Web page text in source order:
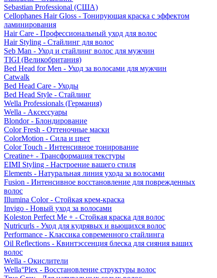
Sebastian Professional (США)
Cellophanes Hair Gloss - Тонирующая краска с эффектом
ламинирования
Hair Care - Профессиональный уход для волос
Hair Styling - Стайлинг для волос
Seb Man - Уход и стайлинг волос для мужчин
TIGI (Великобритания)
Bed Head for Men - Уход за волосами для мужчин
Catwalk
Bed Head Care - Уходы
Bed Head Style - Стайлинг
Wella Professionals (Германия)
Wella - Аксессуары
Blondor - Блондирование
Color Fresh - Оттеночные маски
ColorMotion - Сила и цвет
Color Touch - Интенсивное тонирование
Creatine+ - Трансформация текстуры
EIMI Styling - Настроение вашего стиля
Elements - Натуральная линия ухода за волосами
Fusion - Интенсивное восстановление для поврежденных
волос
Illumina Color - Стойкая крем-краска
Invigo - Новый уход за волосами
Koleston Perfect Me + - Стойкая краска для волос
Nutricurls - Уход для кудрявых и вьющихся волос
Performance - Классика современного стайлинга
Oil Reflections - Квинтэссенция блеска для сияния ваших
волос
Wella - Окислители
Wella°Plex - Восстановление структуры волос